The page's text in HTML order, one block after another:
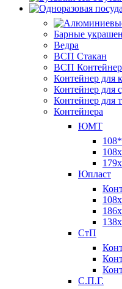
Барные
Ведра
ВСП Стакан
ВСП Контейнер
Контейнер для
Контейнер для
Контейнер для
Контейнера
ЮМТ
Юпласт
СтП
С.П.Г.